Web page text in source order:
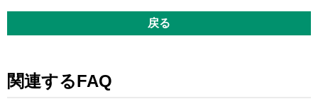
戻る
関連するFAQ